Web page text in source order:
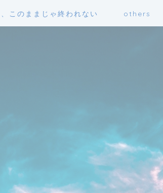
このままじゃ終われない others